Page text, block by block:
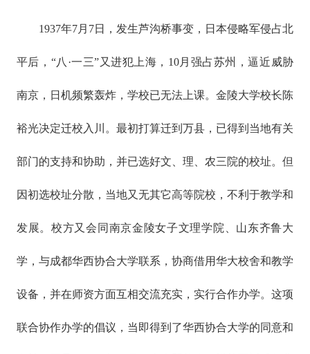
1937年7月7日，发生芦沟桥事变，日本侵略军侵占北
平后，“八·一三”又进犯上海，10月强占苏州，逼近威胁
南京，日机频繁轰炸，学校已无法上课。金陵大学校长陈
裕光决定迁校入川。最初打算迁到万县，已得到当地有关
部门的支持和协助，并已选好文、理、农三院的校址。但
因初选校址分散，当地又无其它高等院校，不利于教学和
发展。校方又会同南京金陵女子文理学院、山东齐鲁大
学，与成都华西协合大学联系，协商借用华大校舍和教学
设备，并在师资方面互相交流充实，实行合作办学。这项
联合协作办学的倡议，当即得到了华西协合大学的同意和